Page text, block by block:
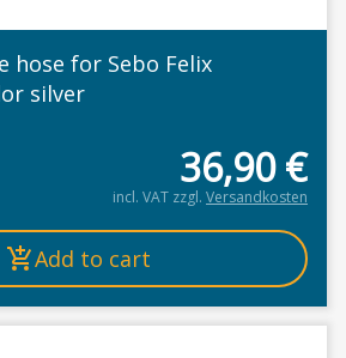
hose for Sebo Felix
silver
36,90€
incl. VAT zzgl. Versandkosten
Add to cart